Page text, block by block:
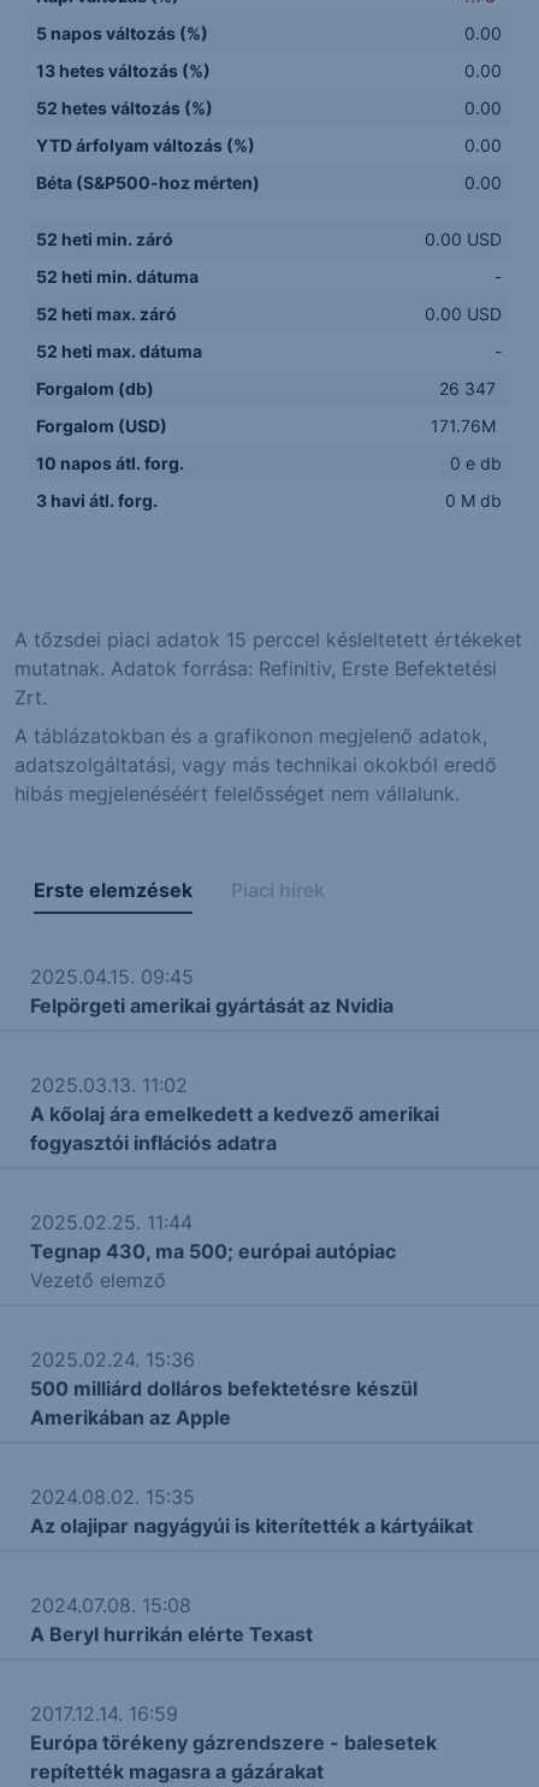
5 napos változás (%)
0.00
13 hetes változás (%)
0.00
52 hetes változás (%)
0.00
YTD árfolyam változás (%)
0.00
Béta (S&P500-hoz mérten)
0.00
52 heti min. záró
0.00 USD
52 heti min. dátuma
-
52 heti max. záró
0.00 USD
52 heti max. dátuma
-
Forgalom (db)
26 347
Forgalom (USD)
171.76M
10 napos átl. forg.
0 e db
3 havi átl. forg.
0 M db
A tőzsdei piaci adatok 15 perccel késleltetett értékeket
mutatnak. Adatok forrása: Refinitiv, Erste Befektetési
Zrt.
A táblázatokban és a grafikonon megjelenő adatok,
adatszolgáltatási, vagy más technikai okokból eredő
hibás megjelenéséért felelősséget nem vállalunk.
Erste elemzések Piaci hírek
2025.04.15. 09:45
Felpörgeti amerikai gyártását az Nvidia
2025.03.13. 11:02
A kőolaj ára emelkedett a kedvező amerikai
fogyasztói inflációs adatra
2025.02.25. 11:44
Tegnap 430, ma 500; európai autópiac
Vezető elemző
2025.02.24. 15:36
500 milliárd dolláros befektetésre készül
Amerikában az Apple
2024.08.02. 15:35
Az olajipar nagyágyúi is kiterítették a kártyáikat
2024.07.08. 15:08
A Beryl hurrikán elérte Texast
2017.12.14. 16:59
Európa törékeny gázrendszere - balesetek
repítették magasra a gázárakat